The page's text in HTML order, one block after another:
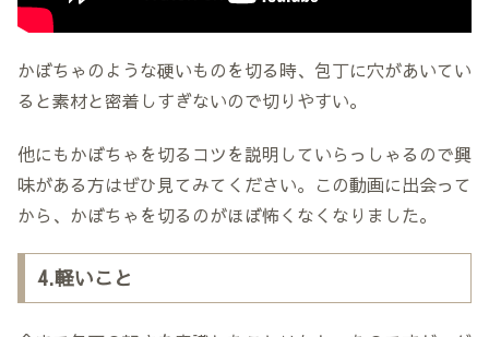
かぼちゃのような硬いものを切る時、包丁に穴があいてい
ると素材と密着しすぎないので切りやすい。
他にもかぼちゃを切るコツを説明していらっしゃるので興
味がある方はぜひ見てみてください。この動画に出会って
から、かぼちゃを切るのがほぼ怖くなくなりました。
4.軽いこと